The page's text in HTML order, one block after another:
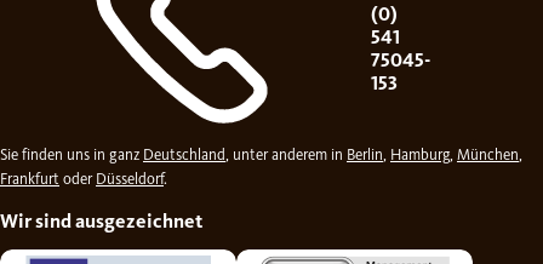
(0)
541
75045-
153
Sie finden uns in ganz Deutschland, unter anderem in Berlin, Hamburg,München,
Frankfurt oderDüsseldorf.
Wir sind ausgezeichnet